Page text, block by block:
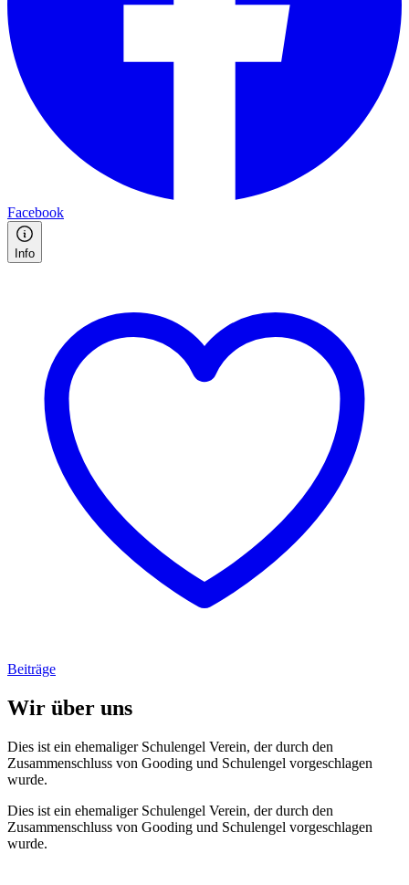
Facebook
Info
Beiträge
Wir über uns
Dies ist ein ehemaliger Schulengel Verein, der durch den
Zusammenschluss von Gooding und Schulengel vorgeschlagen
wurde.
Dies ist ein ehemaliger Schulengel Verein, der durch den
Zusammenschluss von Gooding und Schulengel vorgeschlagen
wurde.